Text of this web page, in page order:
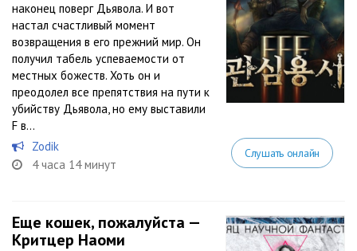
наконец поверг Дьявола. И вот
настал счастливый момент
возвращения в его прежний мир. Он
получил табель успеваемости от
местных божеств. Хоть он и
преодолел все препятствия на пути к
убийству Дьявола, но ему выставили
F в...
Zodik
4 часа 14 минут
Слушать онлайн
Еще кошек, пожалуйста —
Критцер Наоми